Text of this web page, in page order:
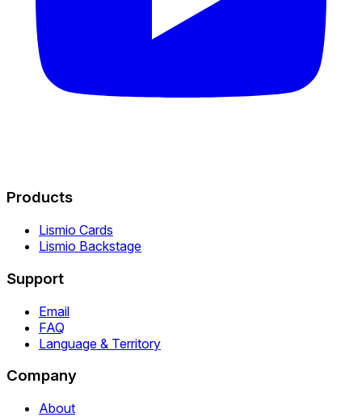
Products
Lismio Cards
Lismio Backstage
Support
Email
FAQ
Language & Territory
Company
About